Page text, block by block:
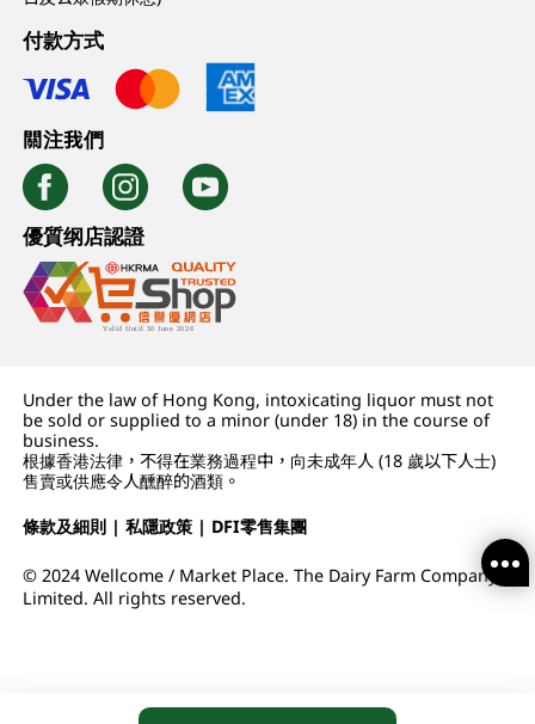
付款方式
關注我們
優質纲店認證
Under the law of Hong Kong, intoxicating liquor must not
be sold or supplied to a minor (under 18) in the course of
business.
根據香港法律，不得在業務過程中，向未成年人 (18 歲以下人士)
售賣或供應令人醺醉的酒類。
條款及細則 |私隱政策 | DFI零售集團
© 2024 Wellcome / Market Place. The Dairy Farm Company
Limited. All rights reserved.